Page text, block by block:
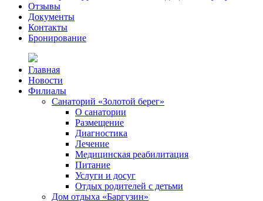
Отзывы
Документы
Контакты
Бронирование
Главная
Новости
Филиалы
Санаторий «Золотой берег»
О санатории
Размещение
Диагностика
Лечение
Медицинская реабилитация
Питание
Услуги и досуг
Отдых родителей с детьми
Дом отдыха «Баргузин»